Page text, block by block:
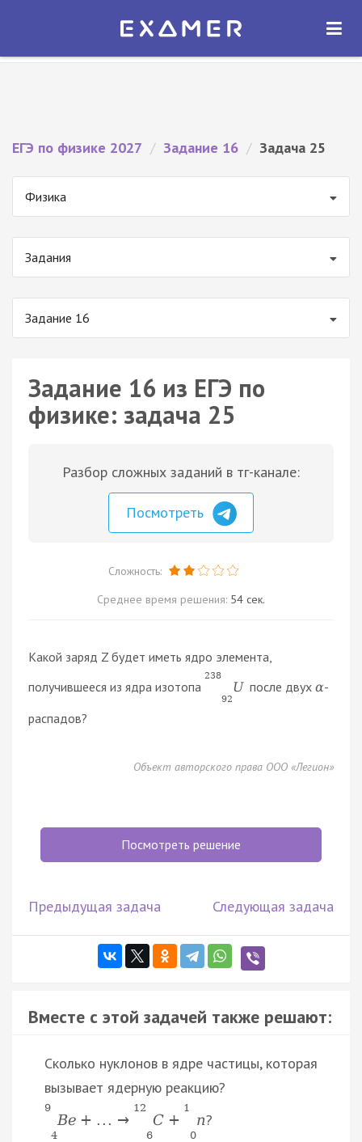
Экзамер — ЕГЭ 2027
ОТКРЫТЬ
ЕГЭ по физике 2027 / Задание 16 / Задача 25
Физика
Задания
Задание 16
Задание 16 из ЕГЭ по
физике: задача 25
Разбор сложных заданий в тг-канале:
Посмотреть
Сложность:
Среднее время решения: 54 сек.
Какой заряд Z будет иметь ядро элемента,
получившееся из ядра изотопа
238
92
U после двух α-
распадов?
Объект авторского права ООО «Легион»
Посмотреть решение
Предыдущая задача Следующая задача
Вместе с этой задачей также решают:
Сколько нуклонов в ядре частицы, которая
вызывает ядерную реакцию?
9
4
Be + . . . →
12
6
C +
1
0
n?